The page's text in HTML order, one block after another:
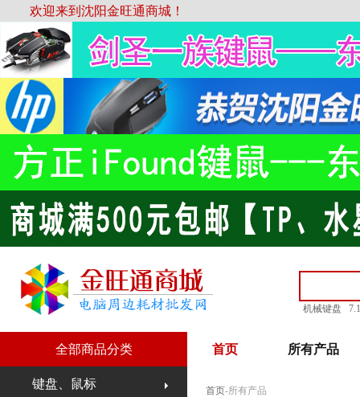
欢迎来到沈阳金旺通商城！
机械键盘
首页 所有产品
全部商品分类
键盘、鼠标 首页-所有产品